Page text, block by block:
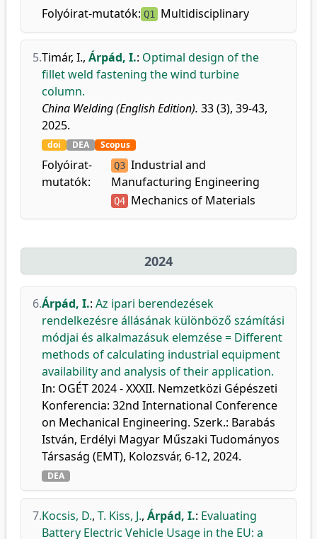
Folyóirat-mutatók: Q1 Multidisciplinary
5.Timár, I., Árpád, I.: Optimal design of the
fillet weld fastening the wind turbine
column.
China Welding (English Edition). 33 (3), 39-43,
2025.
doi DEA Scopus
Folyóirat-
mutatók:
Q3 Industrial and
Manufacturing Engineering
Q4 Mechanics of Materials
2024
6.Árpád, I.: Az ipari berendezések
rendelkezésre állásának különböző számítási
módjai és alkalmazásuk elemzése = Different
methods of calculating industrial equipment
availability and analysis of their application.
In: OGÉT 2024 - XXXII. Nemzetközi Gépészeti
Konferencia: 32nd International Conference
on Mechanical Engineering. Szerk.: Barabás
István, Erdélyi Magyar Műszaki Tudományos
Társaság (EMT), Kolozsvár, 6-12, 2024.
DEA
7.Kocsis, D., T. Kiss, J., Árpád, I.: Evaluating
Battery Electric Vehicle Usage in the EU: a